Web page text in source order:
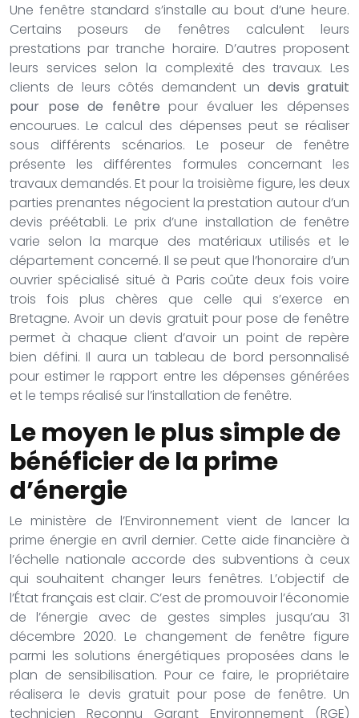
Une fenêtre standard s’installe au bout d’une heure.
Certains poseurs de fenêtres calculent leurs
prestations par tranche horaire. D’autres proposent
leurs services selon la complexité des travaux. Les
clients de leurs côtés demandent un devis gratuit
pour pose de fenêtre pour évaluer les dépenses
encourues. Le calcul des dépenses peut se réaliser
sous différents scénarios. Le poseur de fenêtre
présente les différentes formules concernant les
travaux demandés. Et pour la troisième figure, les deux
parties prenantes négocient la prestation autour d’un
devis préétabli. Le prix d’une installation de fenêtre
varie selon la marque des matériaux utilisés et le
département concerné. Il se peut que l’honoraire d’un
ouvrier spécialisé situé à Paris coûte deux fois voire
trois fois plus chères que celle qui s’exerce en
Bretagne. Avoir un devis gratuit pour pose de fenêtre
permet à chaque client d’avoir un point de repère
bien défini. Il aura un tableau de bord personnalisé
pour estimer le rapport entre les dépenses générées
et le temps réalisé sur l’installation de fenêtre.
Le moyen le plus simple de
bénéficier de la prime
d’énergie
Le ministère de l’Environnement vient de lancer la
prime énergie en avril dernier. Cette aide financière à
l’échelle nationale accorde des subventions à ceux
qui souhaitent changer leurs fenêtres. L’objectif de
l’État français est clair. C’est de promouvoir l’économie
de l’énergie avec de gestes simples jusqu’au 31
décembre 2020. Le changement de fenêtre figure
parmi les solutions énergétiques proposées dans le
plan de sensibilisation. Pour ce faire, le propriétaire
réalisera le devis gratuit pour pose de fenêtre. Un
technicien Reconnu Garant Environnement (RGE)